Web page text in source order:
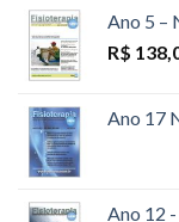
Ano 5 –
R$
Ano 17
Ano 12